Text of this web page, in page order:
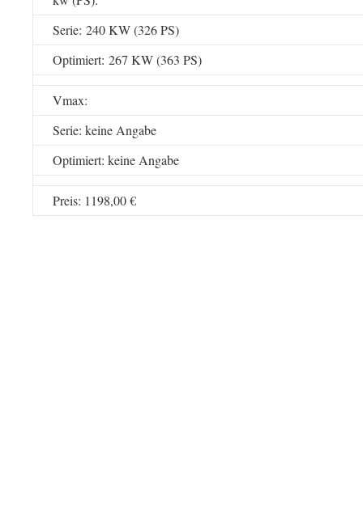
Serie: 240 KW (326 PS)
Optimiert: 267 KW (363 PS)
Vmax:
Serie: keine Angabe
Optimiert: keine Angabe
Preis: 1198,00 €